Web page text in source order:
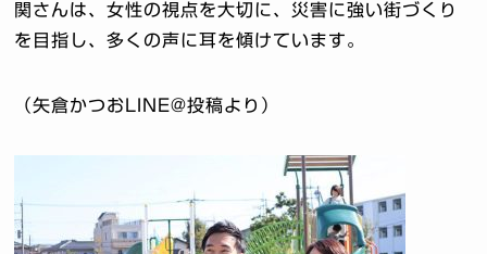
関さんは、女性の視点を大切に、災害に強い街づくり
を目指し、多くの声に耳を傾けています。
（矢倉かつおLINE@投稿より）